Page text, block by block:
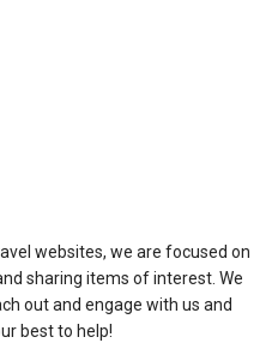
websites, we are focused on
sharing items of interest. We
out and engage with us and
best to help!